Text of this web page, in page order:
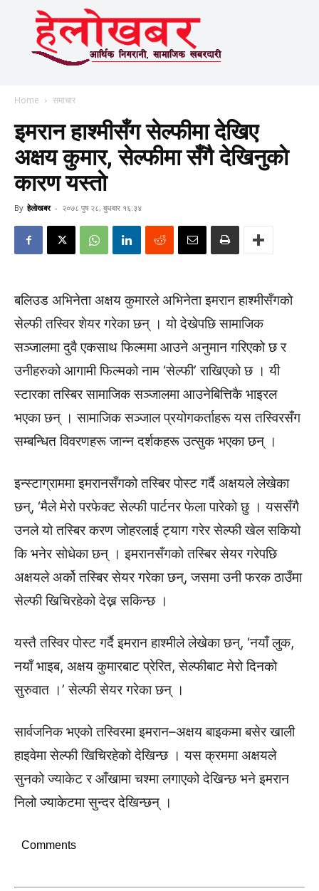
Home समाचार
इमरान हाश्मीसँग सेल्फीमा देखिए
अक्षय कुमार, सेल्फीमा सँगै देखिनुकाे
कारण यस्ताे
By हेलाेखबर - २०७८ पुष २८, बुधबार १६:३४
बलिउड अभिनेता अक्षय कुमारले अभिनेता इमरान हाश्मीसँगको
सेल्फी तस्विर शेयर गरेका छन् । यो देखेपछि सामाजिक
सञ्जालमा दुवै एकसाथ फिल्ममा आउने अनुमान गरिएको छ र
उनीहरुको आगामी फिल्मको नाम ‘सेल्फी’ राखिएको छ । यी
स्टारका तस्बिर सामाजिक सञ्जालमा आउनेबित्तिकै भाइरल
भएका छन् । सामाजिक सञ्जाल प्रयोगकर्ताहरू यस तस्विरसँग
सम्बन्धित विवरणहरू जान्न दर्शकहरू उत्सुक भएका छन् ।
इन्स्टाग्राममा इमरानसँगको तस्बिर पोस्ट गर्दै अक्षयले लेखेका
छन्, ‘मैले मेरो परफेक्ट सेल्फी पार्टनर फेला पारेको छु । यससँगै
उनले यो तस्बिर करण जोहरलाई ट्याग गरेर सेल्फी खेल सकियो
कि भनेर सोधेका छन् । इमरानसँगको तस्बिर सेयर गरेपछि
अक्षयले अर्को तस्बिर सेयर गरेका छन्, जसमा उनी फरक ठाउँमा
सेल्फी खिचिरहेको देख्न सकिन्छ ।
यस्तै तस्विर पोस्ट गर्दै इमरान हाश्मीले लेखेका छन्, ‘नयाँ लुक,
नयाँ भाइब, अक्षय कुमारबाट प्रेरित, सेल्फीबाट मेरो दिनको
सुरुवात ।’ सेल्फी सेयर गरेका छन् ।
सार्वजनिक भएको तस्विरमा इमरान–अक्षय बाइकमा बसेर खाली
हाइवेमा सेल्फी खिचिरहेको देखिन्छ । यस क्रममा अक्षयले
सुनको ज्याकेट र आँखामा चश्मा लगाएको देखिन्छ भने इमरान
निलो ज्याकेटमा सुन्दर देखिन्छन् ।
Comments